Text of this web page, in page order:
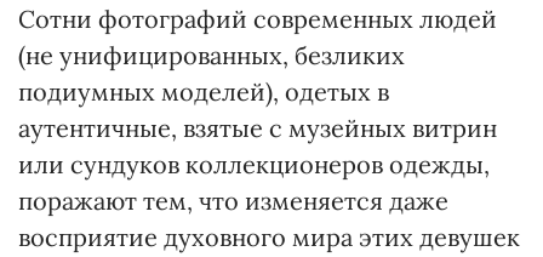
Сотни фотографий современных людей
(не унифицированных, безликих
подиумных моделей), одетых в
аутентичные, взятые с музейных витрин
или сундуков коллекционеров одежды,
поражают тем, что изменяется даже
восприятие духовного мира этих девушек